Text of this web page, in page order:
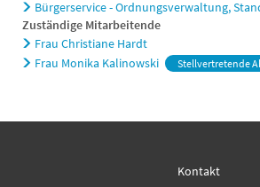
Bürgerservice - Ordnungsverwaltung,
Zuständige Mitarbeitende
Frau Christiane Hardt
Frau Monika Kalinowski
Stellvertretende
Kontakt